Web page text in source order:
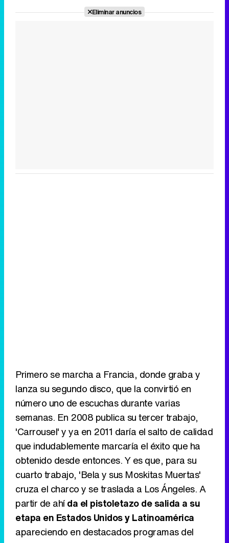
Eliminar anuncios
Primero se marcha a Francia, donde graba y
lanza su segundo disco, que la convirtió en
número uno de escuchas durante varias
semanas. En 2008 publica su tercer trabajo,
'Carrousel' y ya en 2011 daría el salto de calidad
que indudablemente marcaría el éxito que ha
obtenido desde entonces. Y es que, para su
cuarto trabajo, 'Bela y sus Moskitas Muertas'
cruza el charco y se traslada a Los Ángeles. A
partir de ahída el pistoletazo de salida a su
etapa en Estados Unidos y Latinoamérica
apareciendo en destacados programas del